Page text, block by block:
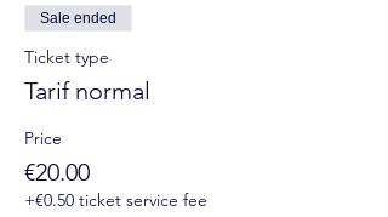
Sale ended
Ticket type
Tarif normal
Price
€20.00
+€0.50 ticket service fee